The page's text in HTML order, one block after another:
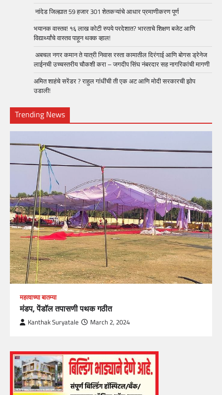
नांदेड जिल्ह्यात 59 हजार 301 शेतकऱ्यांचे आधार प्रमाणीकरण पूर्ण
भयानक वास्तव! १६ लाख कोटी रुपये परदेशात? भारताचे शिक्षण बजेट आणि
विद्यार्थ्यांचे वास्तव पाहून थक्क व्हाल!
अबचल नगर कमान ते यात्री निवास रस्ता कामातील दिरंगाई आणि बोगस ड्रेनेज
लाईनची उच्चस्तरीय चौकशी करा – जगदीप सिंघ नंबरदार सह नागरिकांची मागणी
अमित शाहंचे सरेंडर ? राहुल गांधींची ती एक अट आणि मोदी सरकारची झोप
उडाली!
Trending News
महत्वाच्या बातम्या
मंडप, पेंडॉल तपासणी पथक गठीत
Kanthak Suryatale March 2, 2024